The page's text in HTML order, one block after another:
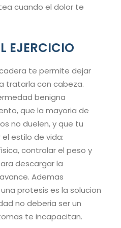
cuando el dolor te
EJERCICIO
te permite dejar
tratarla con cabeza.
benigna
que la mayoria de
no duelen, y que tu
estilo de vida:
controlar el peso y
descargar la
Ademas
protesis es la solucion
no deberia ser un
te incapacitan.